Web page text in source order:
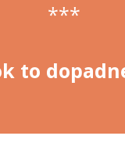
***
to